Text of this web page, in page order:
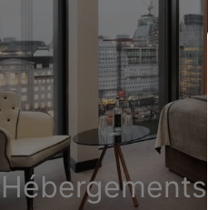
Hébergements